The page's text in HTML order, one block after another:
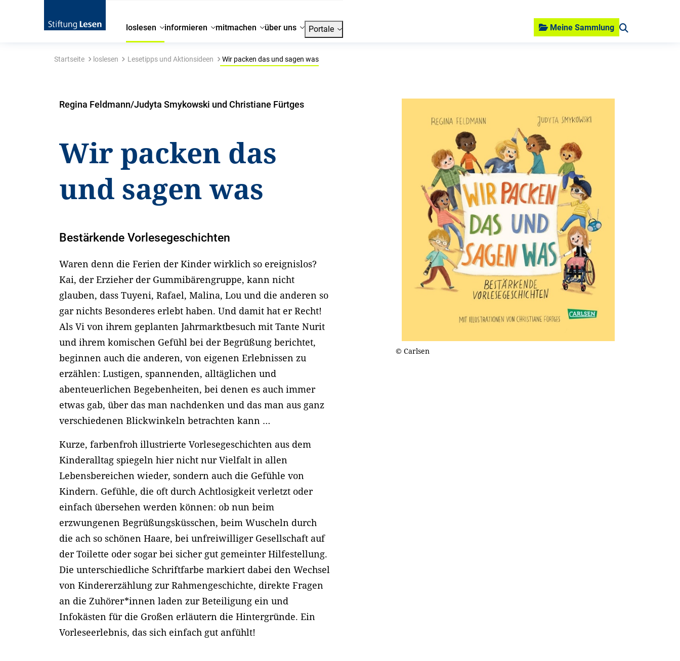
loslesen informieren mitmachen über uns Portale Meine Sammlung
Startseite loslesen Lesetipps und Aktionsideen Wir packen das und sagen was
Regina Feldmann/Judyta Smykowski und Christiane Fürtges
Wir packen das
und sagen was
Bestärkende Vorlesegeschichten
Waren denn die Ferien der Kinder wirklich so ereignislos?
Kai, der Erzieher der Gummibärengruppe, kann nicht
glauben, dass Tuyeni, Rafael, Malina, Lou und die anderen so
gar nichts Besonderes erlebt haben. Und damit hat er Recht!
Als Vi von ihrem geplanten Jahrmarktbesuch mit Tante Nurit
und ihrem komischen Gefühl bei der Begrüßung berichtet,
beginnen auch die anderen, von eigenen Erlebnissen zu
erzählen: Lustigen, spannenden, alltäglichen und
abenteuerlichen Begebenheiten, bei denen es auch immer
etwas gab, über das man nachdenken und das man aus ganz
verschiedenen Blickwinkeln betrachten kann …
Kurze, farbenfroh illustrierte Vorlesegeschichten aus dem
Kinderalltag spiegeln hier nicht nur Vielfalt in allen
Lebensbereichen wieder, sondern auch die Gefühle von
Kindern. Gefühle, die oft durch Achtlosigkeit verletzt oder
einfach übersehen werden können: ob nun beim
erzwungenen Begrüßungsküsschen, beim Wuscheln durch
die ach so schönen Haare, bei unfreiwilliger Gesellschaft auf
der Toilette oder sogar bei sicher gut gemeinter Hilfestellung.
Die unterschiedliche Schriftfarbe markiert dabei den Wechsel
von Kindererzählung zur Rahmengeschichte, direkte Fragen
an die Zuhörer*innen laden zur Beteiligung ein und
Infokästen für die Großen erläutern die Hintergründe. Ein
Vorleseerlebnis, das sich einfach gut anfühlt!
© Carlsen